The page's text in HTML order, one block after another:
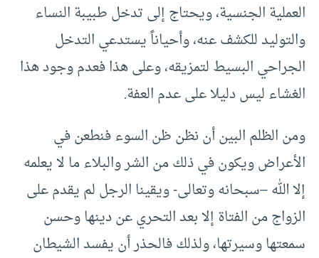
العملية الجنسية، ويحتاج إلى تدخل طبيبة النساء
والتوليد للكشف عنه، وأحياناً يستدعي التدخل
الجراحي البسيط لتمزيقه، وعلى هذا فعدم وجود هذا
الغشاء ليس دليلا على عدم العفة.
ومن الظلم البين أن نظن ظن السوء فنطعن في
الأعراض ويكون في ذلك من الشر والبلاء ما لا يعلمه
إلا الله –سبحانه وتعالى- ويقينا الرجل لم يقدم على
الزواج من الفتاة إلا بعد التحري عن دينها وحسن
سمعتها وسيرتها، ولذلك فالحذر أن يفسد الشيطان